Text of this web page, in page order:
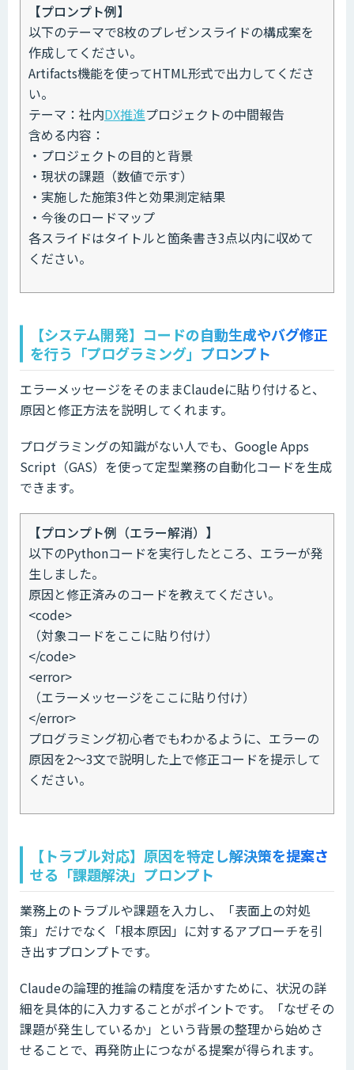
【プロンプト例】
以下のテーマで8枚のプレゼンスライドの構成案を
作成してください。
Artifacts機能を使ってHTML形式で出力してくださ
い。
テーマ：社内DX推進プロジェクトの中間報告
含める内容：
・プロジェクトの目的と背景
・現状の課題（数値で示す）
・実施した施策3件と効果測定結果
・今後のロードマップ
各スライドはタイトルと箇条書き3点以内に収めて
ください。
【システム開発】コードの自動生成やバグ修正
を行う「プログラミング」プロンプト
エラーメッセージをそのままClaudeに貼り付けると、
原因と修正方法を説明してくれます。
プログラミングの知識がない人でも、Google Apps
Script（GAS）を使って定型業務の自動化コードを生成
できます。
【プロンプト例（エラー解消）】
以下のPythonコードを実行したところ、エラーが発
生しました。
原因と修正済みのコードを教えてください。
<code>
（対象コードをここに貼り付け）
</code>
<error>
（エラーメッセージをここに貼り付け）
</error>
プログラミング初心者でもわかるように、エラーの
原因を2〜3文で説明した上で修正コードを提示して
ください。
【トラブル対応】原因を特定し解決策を提案さ
せる「課題解決」プロンプト
業務上のトラブルや課題を入力し、「表面上の対処
策」だけでなく「根本原因」に対するアプローチを引
き出すプロンプトです。
Claudeの論理的推論の精度を活かすために、状況の詳
細を具体的に入力することがポイントです。「なぜその
課題が発生しているか」という背景の整理から始めさ
せることで、再発防止につながる提案が得られます。